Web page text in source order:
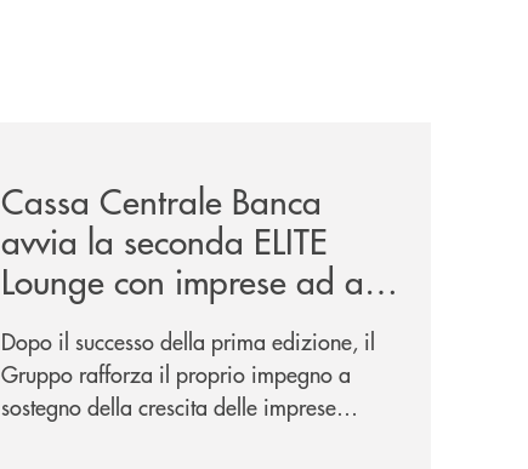
Cassa Centrale Banca
avvia la seconda ELITE
Lounge con imprese ad alto
potenziale
Dopo il successo della prima edizione, il
Gruppo rafforza il proprio impegno a
sostegno della crescita delle imprese